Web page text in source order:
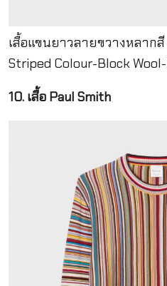
เสื้อแขนยาวลายขวางหลากสี
Striped Colour-Block
10. เสื้อ Paul Smith